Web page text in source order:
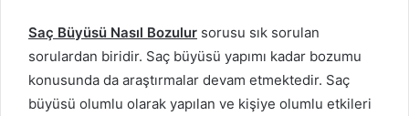
Saç Büyüsü Nasıl Bozulur sorusu sık sorulan
sorulardan biridir. Saç büyüsü yapımı kadar bozumu
konusunda da araştırmalar devam etmektedir. Saç
büyüsü olumlu olarak yapılan ve kişiye olumlu etkileri